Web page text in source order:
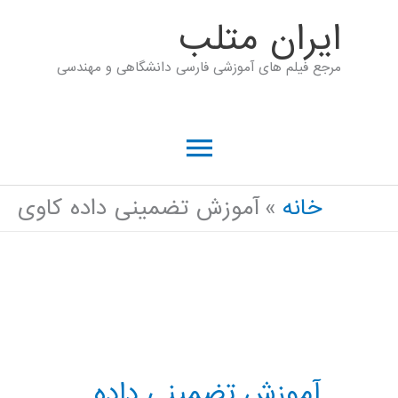
ايران متلب
مرجع فیلم های آموزشی فارسی دانشگاهی و مهندسی
فهرست
اصلی
خانه آموزش تضمینی داده کاوی